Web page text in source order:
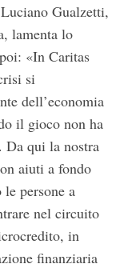
Gualzetti,
lamenta lo
«In Caritas
si
dell’economia
il gioco non ha
qui la nostra
aiuti a fondo
persone a
nel circuito
in
finanziaria